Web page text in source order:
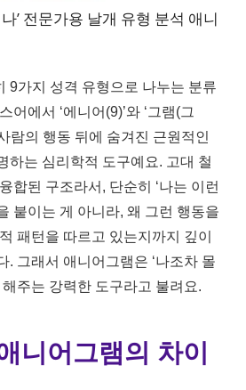
’ 전문가용 날개 유형 분석 애니
9가지 성격 유형으로 나누는 분류
어에서 ‘에니어(9)’와 ‘그램(그
람의 행동 뒤에 숨겨진 근원적인
하는 심리학적 도구예요. 고대 철
합된 구조라서, 단순히 ‘나는 이런
붙이는 게 아니라, 왜 그런 행동을
패턴을 따르고 있는지까지 깊이
. 그래서 애니어그램은 ‘나조차 몰
해주는 강력한 도구라고 불려요.
니어그램의 차이